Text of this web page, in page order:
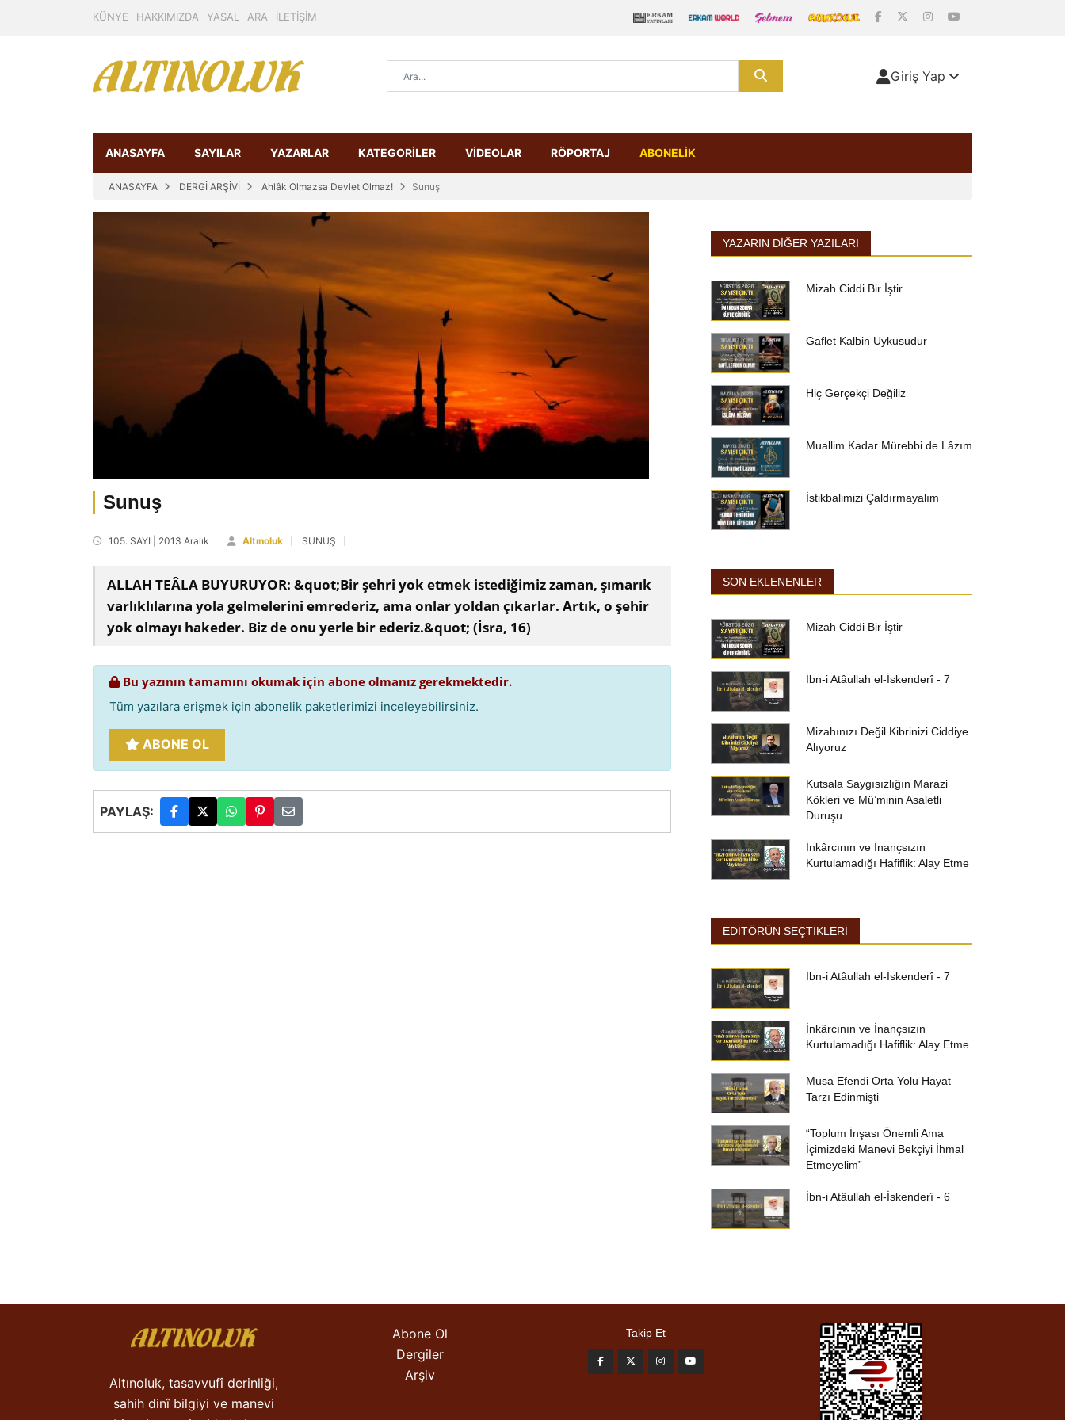
KÜNYE HAKKIMIZDA YASAL ARA İLETİŞİM
Giriş Yap
ANASAYFA SAYILAR YAZARLAR KATEGORİLER VİDEOLAR RÖPORTAJ ABONELİK
ANASAYFA DERGİ ARŞİVİ Ahlâk Olmazsa Devlet Olmaz! Sunuş
Sunuş
105. SAYI | 2013 Aralık Altınoluk SUNUŞ
ALLAH TEÂLA BUYURUYOR: &quot;Bir şehri yok etmek istediğimiz zaman, şımarık
varlıklılarına yola gelmelerini emrederiz, ama onlar yoldan çıkarlar. Artık, o şehir
yok olmayı hakeder. Biz de onu yerle bir ederiz.&quot; (İsra, 16)
Bu yazının tamamını okumak için abone olmanız gerekmektedir.
Tüm yazılara erişmek için abonelik paketlerimizi inceleyebilirsiniz.
ABONE OL
PAYLAŞ:
YAZARIN DIĞER YAZILARI
Mizah Ciddi Bir İştir
Gaflet Kalbin Uykusudur
Hiç Gerçekçi Değiliz
Muallim Kadar Mürebbi de Lâzım
İstikbalimizi Çaldırmayalım
SON EKLENENLER
Mizah Ciddi Bir İştir
İbn-i Atâullah el-İskenderî - 7
Mizahınızı Değil Kibrinizi Ciddiye
Alıyoruz
Kutsala Saygısızlığın Marazi
Kökleri ve Mü’minin Asaletli
Duruşu
İnkârcının ve İnançsızın
Kurtulamadığı Hafiflik: Alay Etme
EDİTÖRÜN SEÇTİKLERİ
İbn-i Atâullah el-İskenderî - 7
İnkârcının ve İnançsızın
Kurtulamadığı Hafiflik: Alay Etme
Musa Efendi Orta Yolu Hayat
Tarzı Edinmişti
“Toplum İnşası Önemli Ama
İçimizdeki Manevi Bekçiyi İhmal
Etmeyelim”
İbn-i Atâullah el-İskenderî - 6
Altınoluk, tasavvufî derinliği,
sahih dinî bilgiyi ve manevi
Abone Ol
Dergiler
Arşiv
Takip Et